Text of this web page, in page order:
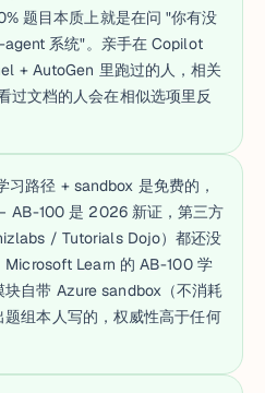
题目本质上就是在问 "你有没
系统"。亲手在 Copilot
+ AutoGen 里跑过的人，相关
过文档的人会在相似选项里反
路径 + sandbox 是免费的，
AB-100 是 2026 新证，第三方
/ Tutorials Dojo）都还没
Microsoft Learn 的 AB-100 学
块自带 Azure sandbox（不消耗
组本人写的，权威性高于任何